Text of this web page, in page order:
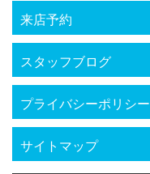
来店予約
スタッフブログ
プライバシーポリシー
サイトマップ